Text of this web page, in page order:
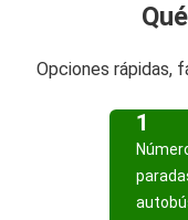
Opciones rápidas,
1